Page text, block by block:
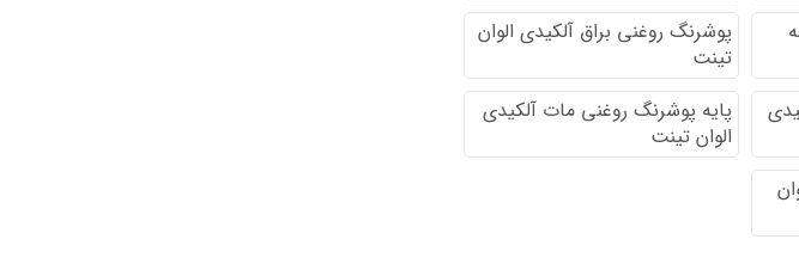
پوشرنگ روغنی براق آلکیدی الوان
تینت
پایه پوشرنگ روغنی مات آلکیدی
الوان تینت